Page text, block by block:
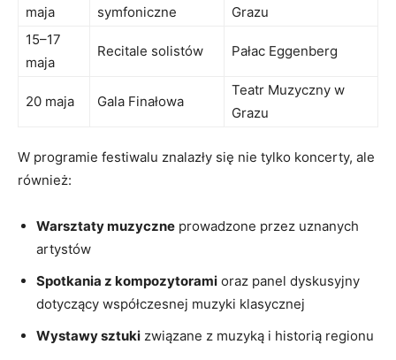
maja
symfoniczne
Grazu
15–17
‌maja
Recitale solistów Pałac Eggenberg
20 maja Gala Finałowa
Teatr Muzyczny w​
Grazu
W programie festiwalu znalazły ‍się nie ⁤tylko koncerty, ale
również:
Warsztaty muzyczne prowadzone przez uznanych
artystów
Spotkania ‌z kompozytorami ⁢oraz panel dyskusyjny
⁢dotyczący współczesnej muzyki klasycznej
Wystawy sztuki ⁤związane z muzyką i historią regionu